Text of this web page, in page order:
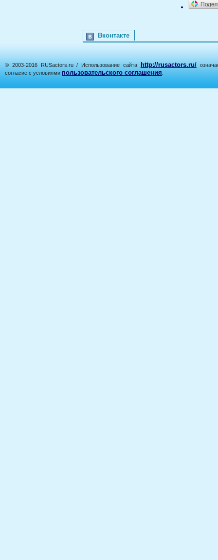
Вконтакте
© 2003-2016 RUSactors.ru / Использование сайта http://rusactors.ru/
согласие с условиями пользовательского соглашения